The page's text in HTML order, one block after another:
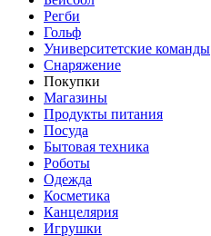
Регби
Гольф
Университетские команды
Снаряжение
Покупки
Магазины
Продукты питания
Посуда
Бытовая техника
Роботы
Одежда
Косметика
Канцелярия
Игрушки